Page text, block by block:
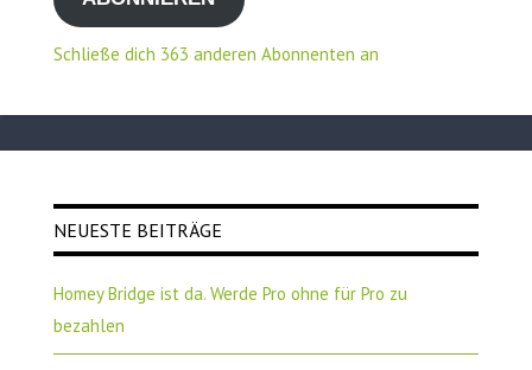
Schließe dich 363 anderen Abonnenten an
NEUESTE BEITRÄGE
Homey Bridge ist da. Werde Pro ohne für Pro zu
bezahlen